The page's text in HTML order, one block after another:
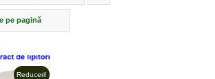
pe pagină
Reduceri!